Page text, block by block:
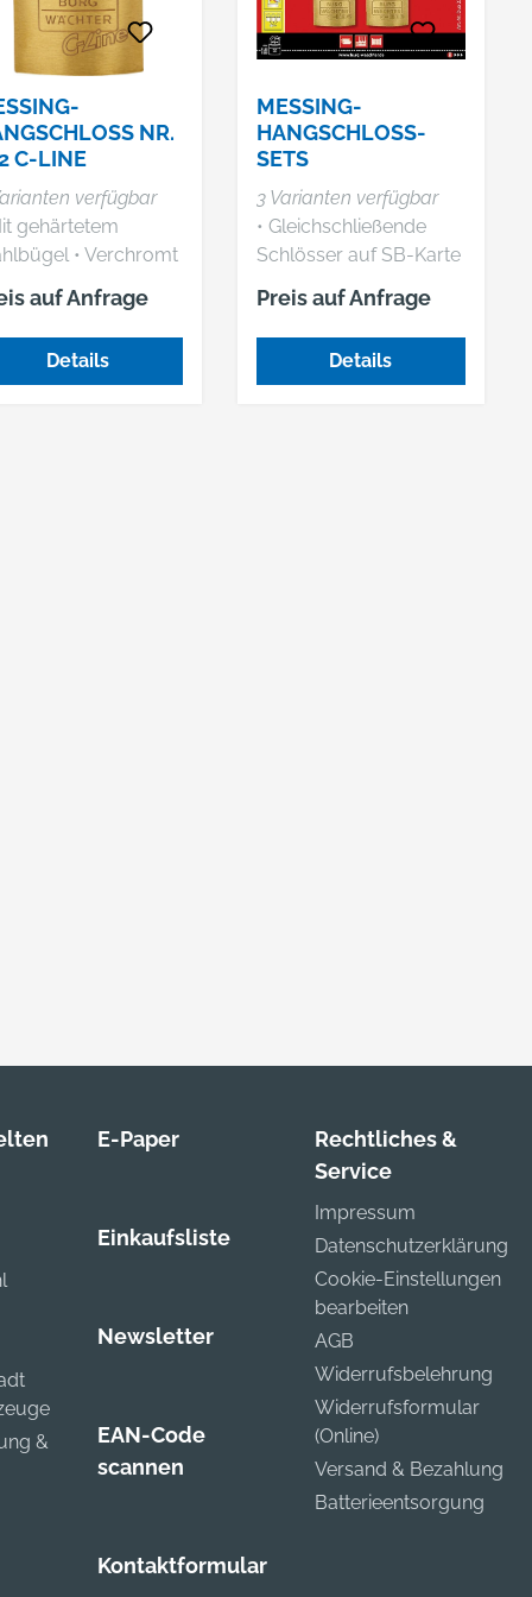
NR.
C-LINE
verfügbar
gehärtetem
Stahlbügel • Verchromt
auf Anfrage
Details
MESSING-
HANGSCHLOSS-
SETS
3 Varianten verfügbar
• Gleichschließende
Schlösser auf SB-Karte
• 4 Schlüssel je Set
Preis auf Anfrage
Details
&
E-Paper
Einkaufsliste
Newsletter
EAN-Code
scannen
Kontaktformular
Rechtliches &
Service
Impressum
Datenschutzerklärung
Cookie-Einstellungen
bearbeiten
AGB
Widerrufsbelehrung
Widerrufsformular
(Online)
Versand & Bezahlung
Batterieentsorgung